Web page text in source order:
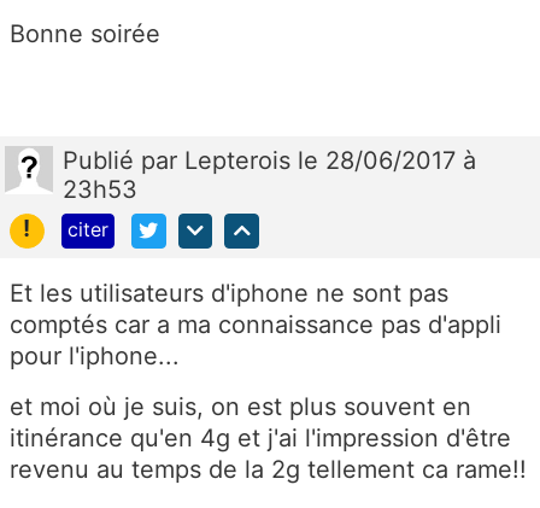
Bonne soirée
Publié par Lepterois le 28/06/2017 à
23h53
!
citer
Et les utilisateurs d'iphone ne sont pas
comptés car a ma connaissance pas d'appli
pour l'iphone...
et moi où je suis, on est plus souvent en
itinérance qu'en 4g et j'ai l'impression d'être
revenu au temps de la 2g tellement ca rame!!